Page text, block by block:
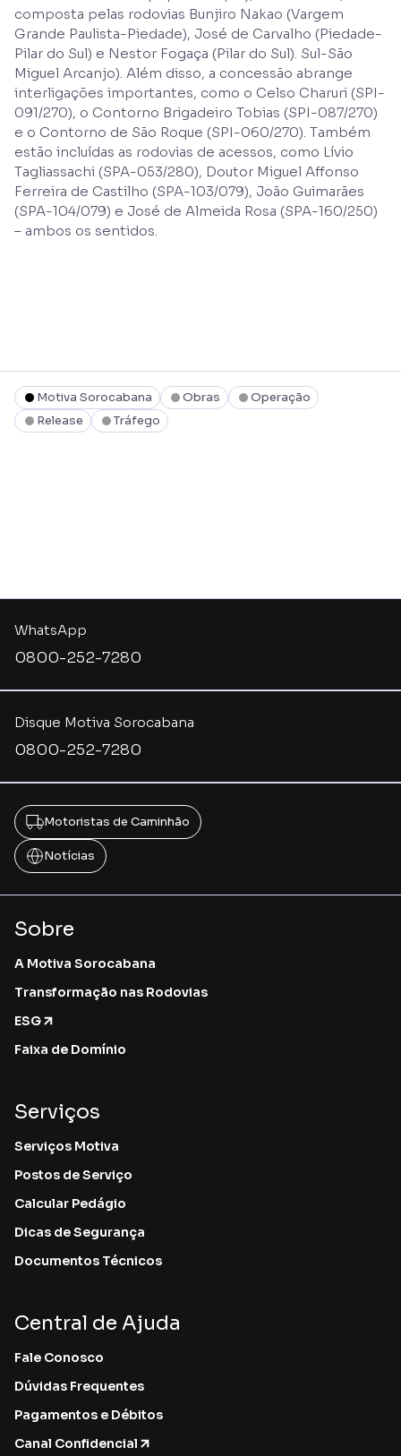
composta pelas rodovias Bunjiro Nakao (Vargem
Grande Paulista-Piedade), José de Carvalho (Piedade-
Pilar do Sul) e Nestor Fogaça (Pilar do Sul). Sul-São
Miguel Arcanjo). Além disso, a concessão abrange
interligações importantes, como o Celso Charuri (SPI-
091/270), o Contorno Brigadeiro Tobias (SPI-087/270)
e o Contorno de São Roque (SPI-060/270). Também
estão incluídas as rodovias de acessos, como Lívio
Tagliassachi (SPA-053/280), Doutor Miguel Affonso
Ferreira de Castilho (SPA-103/079), João Guimarães
(SPA-104/079) e José de Almeida Rosa (SPA-160/250)
– ambos os sentidos.
Motiva Sorocabana Obras
Operação
Release
Tráfego
Disque Motiva Sorocabana
0800-252-7280
WhatsApp
0800-252-7280
Motoristas de Caminhão
Notícias
Sobre
A Motiva Sorocabana
Transformação nas Rodovias
ESG
Faixa de Domínio
Serviços
Serviços Motiva
Postos de Serviço
Calcular Pedágio
Dicas de Segurança
Documentos Técnicos
Central de Ajuda
Fale Conosco
Dúvidas Frequentes
Pagamentos e Débitos
Canal Confidencial